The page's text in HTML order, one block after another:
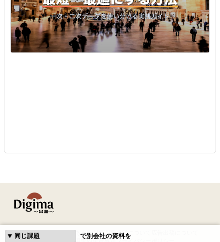
で別会社の資料を
はじめての方へ よくある質問 専門家登録について